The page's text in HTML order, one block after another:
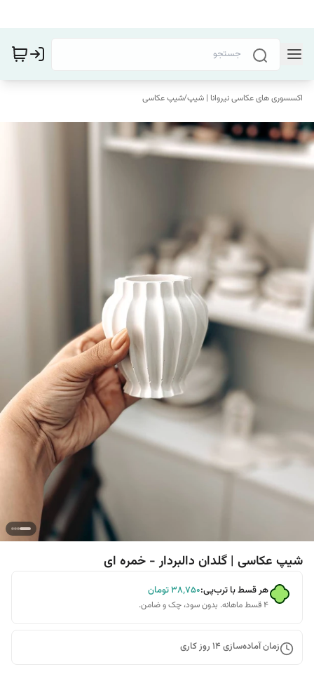
اکسسوری های عکاسی نیروانا | شیپ/شیپ عکاسی
شیپ عکاسی | گلدان دالبردار - خمره ای
هر قسط با ترب‌پی:۳۸٬۷۵۰تومان
۴ قسط ماهانه. بدون سود، چک و ضامن.
زمان آماده‌سازی 14 روز کاری